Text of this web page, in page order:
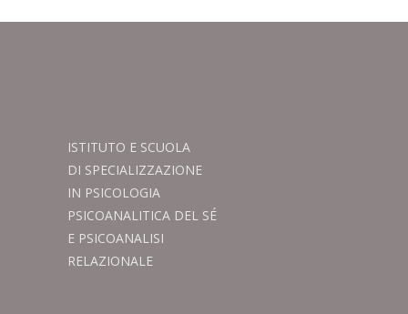
ISTITUTO E SCUOLA
DI SPECIALIZZAZIONE
IN PSICOLOGIA
PSICOANALITICA DEL SÉ
E PSICOANALISI
RELAZIONALE